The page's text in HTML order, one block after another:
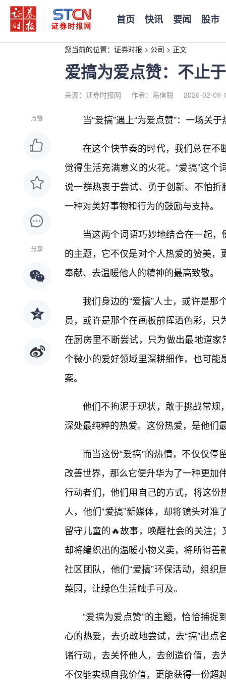
首页 快讯 要闻 股市
您当前的位置： 证券时报 > 公司 > 正文
爱搞为爱点赞：不止
来源：证券时报网 作者：陈信聪 2026-02-09
点赞
分享
当“爱搞”遇上“为爱点赞”：一场关
在这个快节奏的时代，我们总在不
觉得生活充满意义的火花。“爱搞”这
说一群热衷于尝试、勇于创新、不怕
一种对美好事物和行为的鼓励与支持。
当这两个词语巧妙地结合在一起
的主题，它不仅是对个人热爱的赞美
奉献、去温暖他人的精神的最高致敬。
我们身边的“爱搞”人士，或许是
员，或许是那个在画板前挥洒色彩，
在厨房里不断尝试，只为做出最地道
个微小的爱好领域里深耕细作，也可
案。
他们不拘泥于现状，敢于挑战常规
深处最纯粹的热爱。这份热爱，是他们
而当这份“爱搞”的热情，不仅仅
改善世界，那么它便升华为了一种更加
行动者们，他们用自己的方式，将这
人，他们“爱搞”新媒体，却将镜头对
留守儿童的🔥故事，唤醒社会的关注
却将编织出的温暖小物义卖，将所得
社区团队，他们“爱搞”环保活动，组
菜园，让绿色生活触手可及。
“爱搞为爱点赞”的主题，恰恰捕
心的热爱，去勇敢地尝试，去“搞”出
诸行动，去关怀他人，去创造价值，
不仅能实现自我价值，更能获得一份超